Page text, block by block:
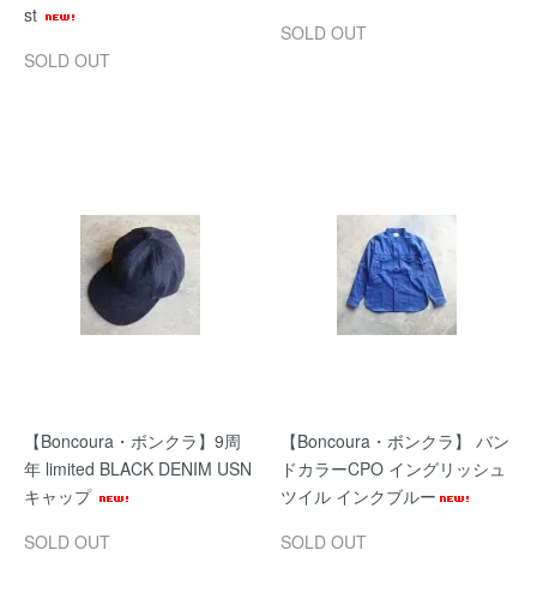
st
SOLD OUT
SOLD OUT
【Boncoura・ボンクラ】9周
年 limited BLACK DENIM USN
キャップ
SOLD OUT
【Boncoura・ボンクラ】 バン
ドカラーCPO イングリッシュ
ツイル インクブルー
SOLD OUT